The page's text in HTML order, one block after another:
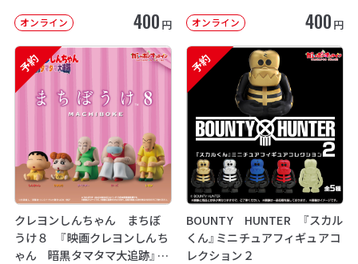
オンライン 400 円 オンライン 400 円
予約
クレヨンしんちゃん まちぼ
うけ８ 『映画クレヨンしんち
ゃん 暗黒タマタマ大追跡』【2
予約
BOUNTY HUNTER 『スカル
くん』ミニチュアフィギュアコ
レクション２